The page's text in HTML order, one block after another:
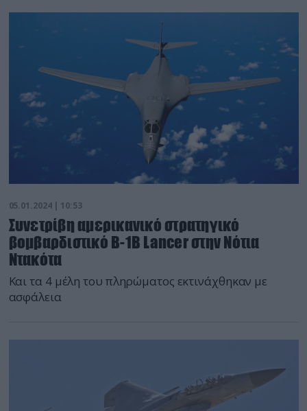
05.01.2024 | 10:53
Συνετρίβη αμερικανικό στρατηγικό
βομβαρδιστικό Β-1Β Lancer στην Νότια
Ντακότα
Και τα 4 μέλη του πληρώματος εκτινάχθηκαν με
ασφάλεια